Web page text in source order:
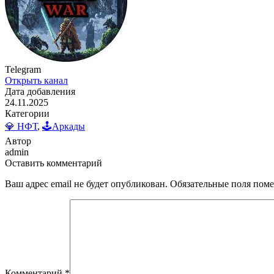
Telegram
Открыть канал
Дата добавления
24.11.2025
Категории
💎 НФТ, 🕹️Аркады
Автор
admin
Оставить комментарий
Ваш адрес email не будет опубликован. Обязательные поля